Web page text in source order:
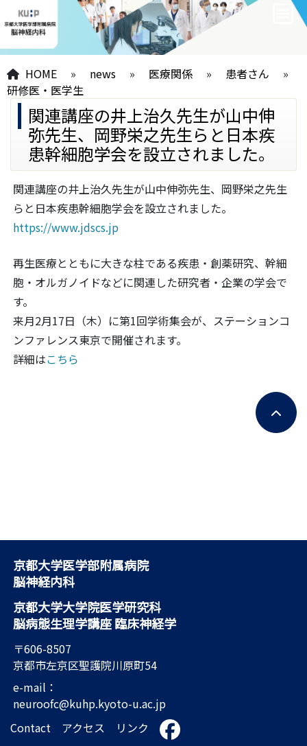
HOME » news » 医療関係 » 患者さん
»
研修医・医学生
関連講座の井上治久先生が山中伸
弥先生、岡野栄之先生らと日本疾
患幹細胞学会を設立されました。
関連講座の井上治久先生が山中伸弥先生、岡野栄之先生
らと日本疾患幹細胞学会を設立されました。
https://www.jdscs.jp
再生医療とともに大きな柱である疾患・創薬研究、幹細
胞・オルガノイドなどに関連した研究者・企業の学会で
す。
来月2月17日（木）に第1回学術集会が、ステーションコ
ンファレンス東京で開催されます。
詳細はこちら
京都大学医学部附属病院
脳神経内科
京都大学大学院医学研究科
脳病態生理学講座 臨床神経学
〒606-8507
京都市左京区聖護院川原町54
e-mail：
neuroofc@kuhp.kyoto-u.ac.jp
Contact
アクセス リンク